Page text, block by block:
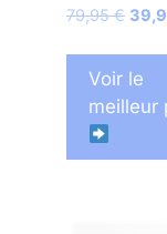
79,95€ Le
initial
était :
Voir le
meilleur